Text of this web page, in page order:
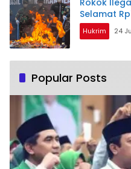
Selamat
Hukrim 24
Popular Posts